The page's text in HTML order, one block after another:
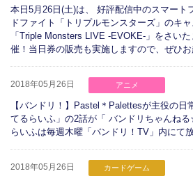
本日5月26日(土)は、 好評配信中のスマート
ドファイト「トリプルモンスターズ」のキ
「Triple Monsters LIVE -EVOKE-」をさい
催！当日券の販売も実施しますので、ぜひお
2018年05月26日 アニメ
【バンドリ！】Pastel＊Palettesが主役の日
てるらいふ」の2話が「 バンドリちゃんね
らいふは毎週木曜「バンドリ！TV」内にて
2018年05月26日 カードゲーム